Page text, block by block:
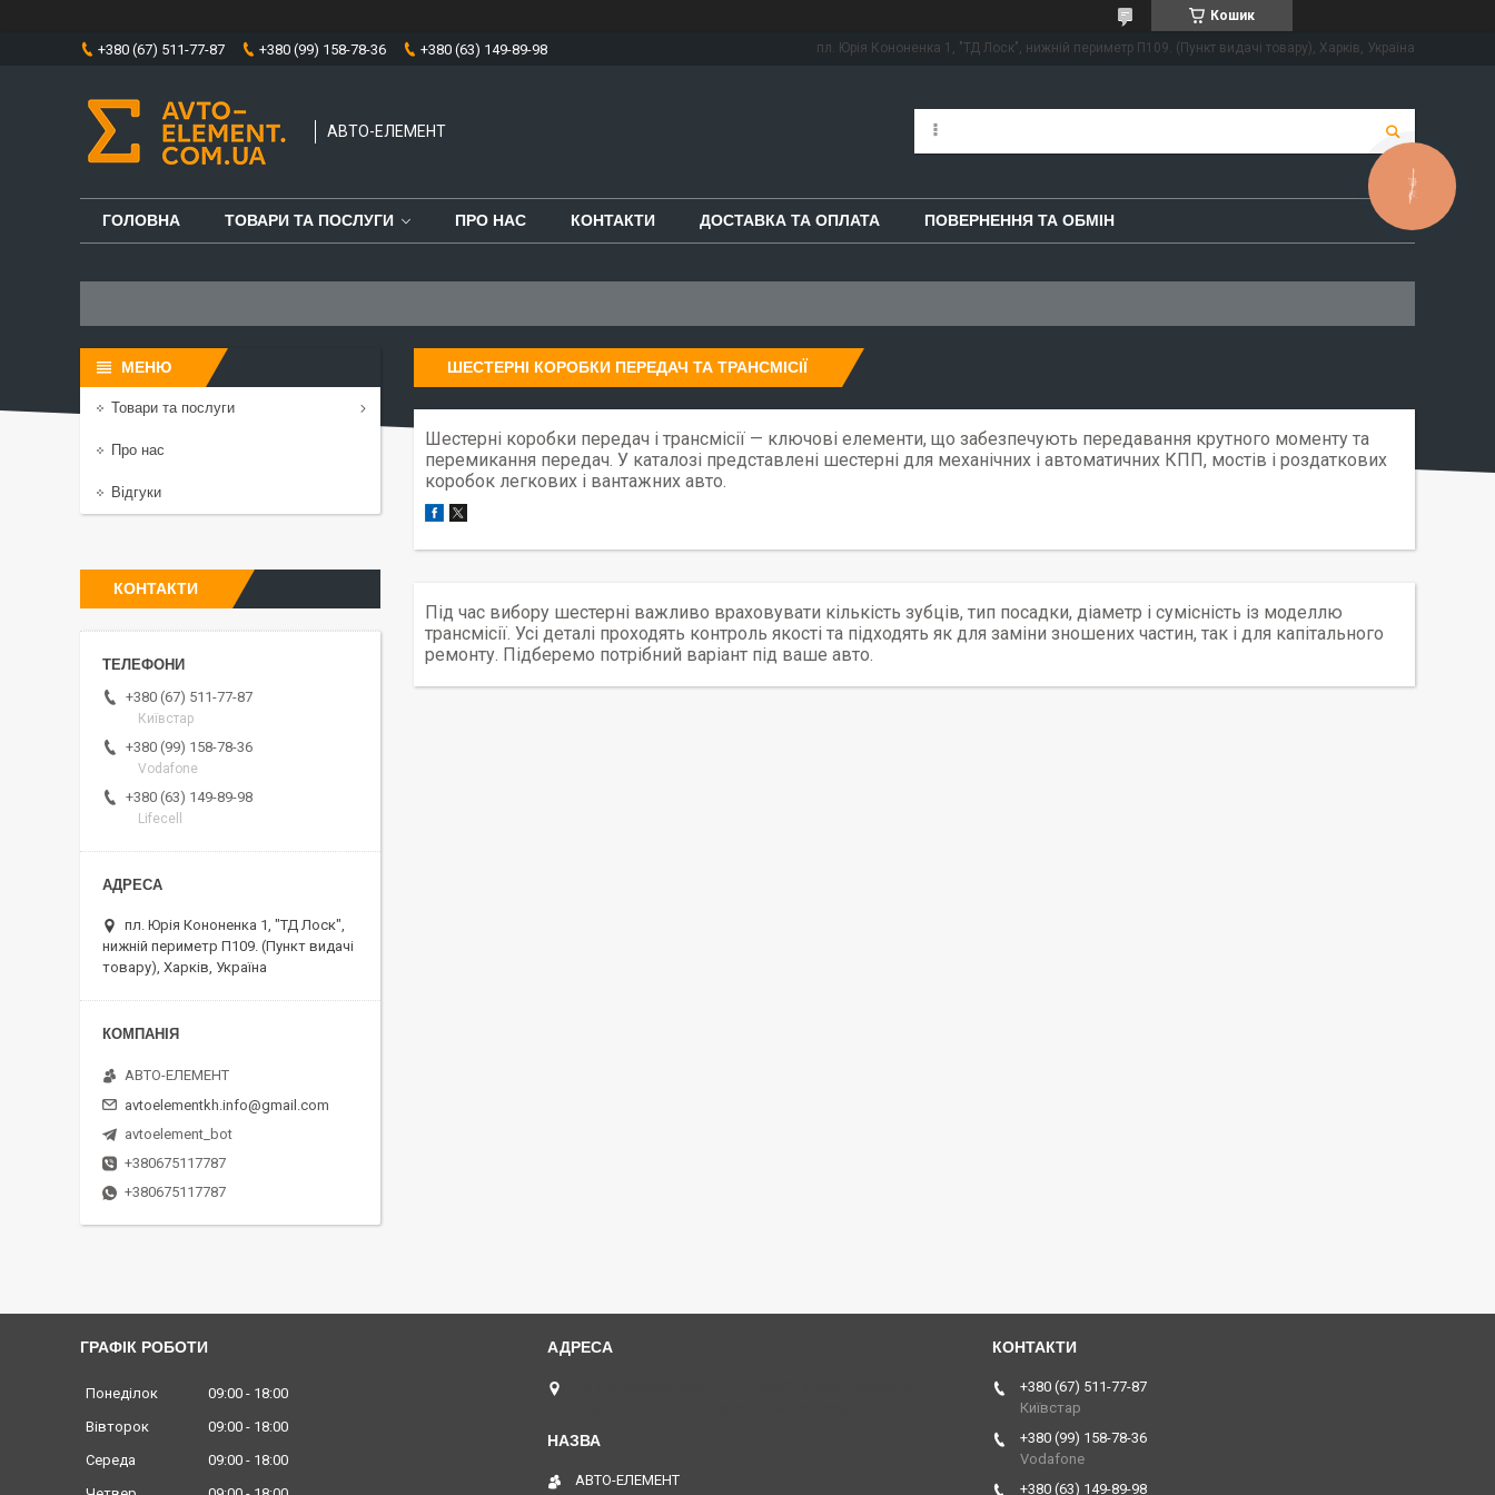
Кошик
+380 (67) 511-77-87 +380 (99) 158-78-36 +380 (63) 149-89-98 пл. Юрія Кононенка 1, "ТД Лоск", нижній периметр П109. (Пункт видачі товару), Харків, Україна
АВТО-ЕЛЕМЕНТ
ГОЛОВНА ТОВАРИ ТА ПОСЛУГИ ПРО НАС КОНТАКТИ ДОСТАВКА ТА ОПЛАТА ПОВЕРНЕННЯ ТА ОБМІН
ШЕСТЕРНІ КОРОБКИ ПЕРЕДАЧ ТА ТРАНСМІСІЇ
Шестерні коробки передач і трансмісії — ключові елементи, що забезпечують передавання крутного моменту та
перемикання передач. У каталозі представлені шестерні для механічних і автоматичних КПП, мостів і роздаткових
коробок легкових і вантажних авто.
Під час вибору шестерні важливо враховувати кількість зубців, тип посадки, діаметр і сумісність із моделлю
трансмісії. Усі деталі проходять контроль якості та підходять як для заміни зношених частин, так і для капітального
ремонту. Підберемо потрібний варіант під ваше авто.
Товари та послуги
Про нас
Відгуки
КОНТАКТИ
+380 (67) 511-77-87
Київстар
+380 (99) 158-78-36
Vodafone
+380 (63) 149-89-98
Lifecell
пл. Юрія Кононенка 1, "ТД Лоск",
нижній периметр П109. (Пункт видачі
товару), Харків, Україна
АВТО-ЕЛЕМЕНТ
avtoelementkh.info@gmail.com
avtoelement_bot
+380675117787
+380675117787
ГРАФІК РОБОТИ
Понеділок 09:00
18:00
Вівторок
09:00
18:00
Середа
09:00
18:00
АВТО-ЕЛЕМЕНТ
+380 (67) 511-77-87
Київстар
+380 (99) 158-78-36
Vodafone
+380 (63) 149-89-98
КНОПКА
ЗВ'ЯЗКУ